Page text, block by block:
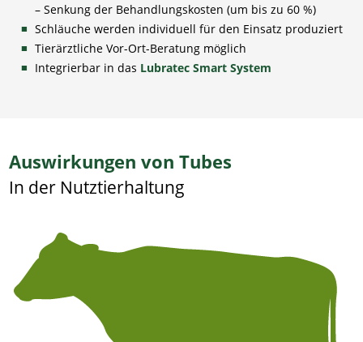
– Senkung der Behandlungskosten (um bis zu 60 %)
Schläuche werden individuell für den Einsatz produziert
Tierärztliche Vor-Ort-Beratung möglich
Integrierbar in das Lubratec Smart System
Auswirkungen von Tubes
In der Nutztierhaltung